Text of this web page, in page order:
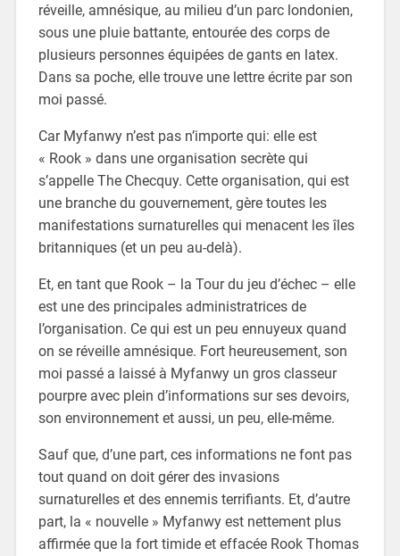
réveille, amnésique, au milieu d’un parc londonien,
sous une pluie battante, entourée des corps de
plusieurs personnes équipées de gants en latex.
Dans sa poche, elle trouve une lettre écrite par son
moi passé.
Car Myfanwy n’est pas n’importe qui: elle est
« Rook » dans une organisation secrète qui
s’appelle The Checquy. Cette organisation, qui est
une branche du gouvernement, gère toutes les
manifestations surnaturelles qui menacent les îles
britanniques (et un peu au-delà).
Et, en tant que Rook – la Tour du jeu d’échec – elle
est une des principales administratrices de
l’organisation. Ce qui est un peu ennuyeux quand
on se réveille amnésique. Fort heureusement, son
moi passé a laissé à Myfanwy un gros classeur
pourpre avec plein d’informations sur ses devoirs,
son environnement et aussi, un peu, elle-même.
Sauf que, d’une part, ces informations ne font pas
tout quand on doit gérer des invasions
surnaturelles et des ennemis terrifiants. Et, d’autre
part, la « nouvelle » Myfanwy est nettement plus
affirmée que la fort timide et effacée Rook Thomas